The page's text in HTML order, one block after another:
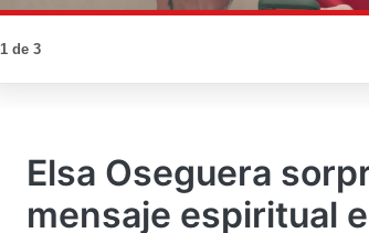
1 de 3
Elsa Oseguera
mensaje espiritual